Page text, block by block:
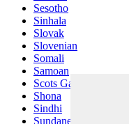
Sesotho
Sinhala
Slovak
Slovenian
Somali
Samoan
Scots Gaelic
Shona
Sindhi
Sundanese